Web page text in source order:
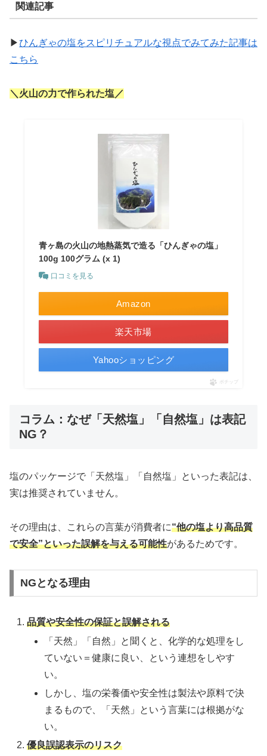
関連記事
▶ひんぎゃの塩をスピリチュアルな視点でみてみた記事は
こちら
＼火山の力で作られた塩／
青ヶ島の火山の地熱蒸気で造る「ひんぎゃの塩」
100g 100グラム (x 1)
口コミを見る
Amazon
楽天市場
Yahooショッピング
ポチップ
コラム：なぜ「天然塩」「自然塩」は表記
NG？
塩のパッケージで「天然塩」「自然塩」といった表記は、
実は推奨されていません。
その理由は、これらの言葉が消費者に“他の塩より高品質
で安全”といった誤解を与える可能性があるためです。
NGとなる理由
品質や安全性の保証と誤解される
「天然」「自然」と聞くと、化学的な処理をし
ていない＝健康に良い、という連想をしやす
い。
しかし、塩の栄養価や安全性は製法や原料で決
まるもので、「天然」という言葉には根拠がな
い。
優良誤認表示のリスク